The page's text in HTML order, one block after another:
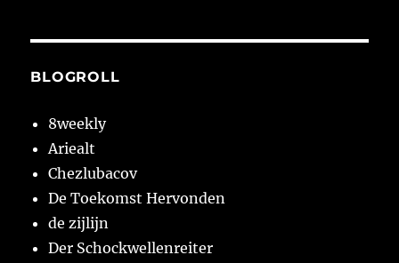
BLOGROLL
8weekly
Ariealt
Chezlubacov
De Toekomst Hervonden
de zijlijn
Der Schockwellenreiter